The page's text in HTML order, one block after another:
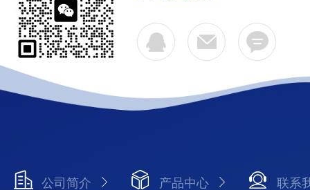
公司简介 产品中心 联系